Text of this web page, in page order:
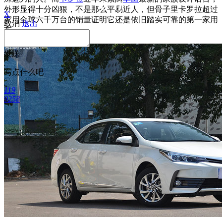
外形显得十分凶狠，不是那么平易近人，但骨子里卡罗拉超过
家用全球六千万台的销量证明它还是依旧踏实可靠的第一家用
车。
X
取消 退出
发送
写点什么吧
119
9258